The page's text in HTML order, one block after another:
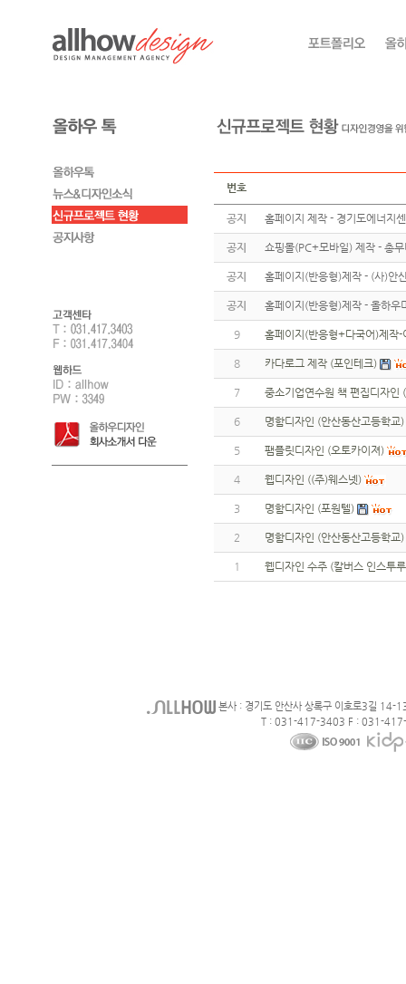
번호
공지 홈페이지 제작 - 경기도에너지
공지 쇼핑몰(PC+모바일) 제작 - 총
공지 홈페이지(반응형)제작 - (사)안
공지 홈페이지(반응형)제작 - 올하우
9 홈페이지(반응형+다국어)제작-
8 카다로그 제작 (포인테크)
7 중소기업연수원 책 편집디자인
6 명함디자인 (안산동산고등학교)
5 팸플릿디자인 (오토카이져)
4 웹디자인 ((주)웨스넷)
3 명함디자인 (포원텔)
2 명함디자인 (안산동산고등학교)
1 웹디자인 수주 (칼버스 인스투
본사 : 경기도 안산사 상록구 이호로3길 14-
T : 031-417-3403 F : 031-